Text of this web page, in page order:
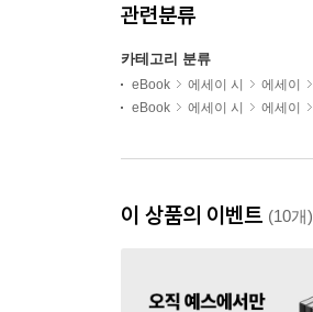
관련분류
카테고리 분류
eBook 에세이 시 에세이
eBook
에세이 시 에세이
이 상품의 이벤트 (10개)